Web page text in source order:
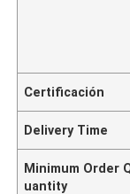
Certificación
Delivery Time
Minimum Order
uantity